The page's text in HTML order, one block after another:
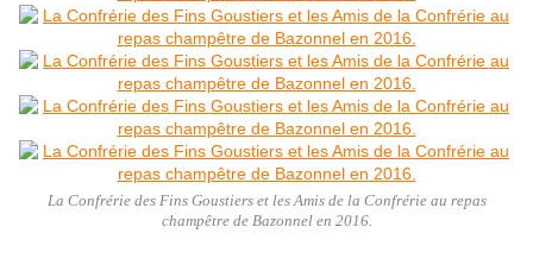
La Confrérie des Fins Goustiers et les Amis de la Confrérie au repas
champêtre de Bazonnel en 2016.